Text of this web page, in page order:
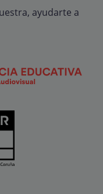
ayudarte a